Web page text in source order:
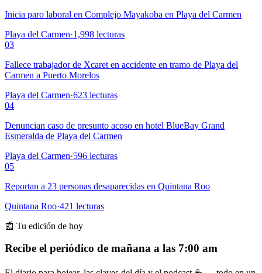
Inicia paro laboral en Complejo Mayakoba en Playa del Carmen
Playa del Carmen·1,998 lecturas
03
Fallece trabajador de Xcaret en accidente en tramo de Playa del
Carmen a Puerto Morelos
Playa del Carmen·623 lecturas
04
Denuncian caso de presunto acoso en hotel BlueBay Grand
Esmeralda de Playa del Carmen
Playa del Carmen·596 lecturas
05
Reportan a 23 personas desaparecidas en Quintana Roo
Quintana Roo·421 lecturas
📰 Tu edición de hoy
Recibe el periódico de mañana a las 7:00 am